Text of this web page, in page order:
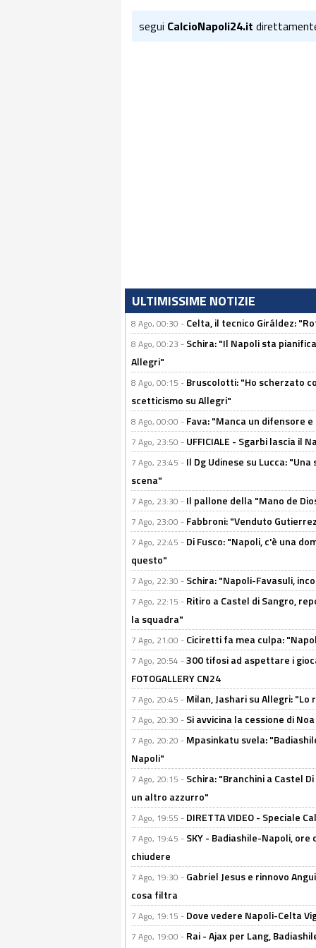
segui CalcioNapoli24.it
ULTIMISSIME NOTIZIE
8 Ago, 00:30 - Celta, il tecnico Giráldez:
8 Ago, 00:23 - Schira: "Il Napoli sta
Allegri"
8 Ago, 00:15 - Bruscolotti: "Ho scherzato
scetticismo su Allegri"
8 Ago, 00:00 - Fava: "Manca un difensore
7 Ago, 23:50 - UFFICIALE - Sgarbi lascia il
7 Ago, 23:45 - Il Dg Udinese su Lucca:
scena"
7 Ago, 23:30 - Il pallone della "Mano de
7 Ago, 23:00 - Fabbroni: "Venduto
7 Ago, 22:45 - Di Fusco: "Napoli, c'è una
questo"
7 Ago, 22:30 - Schira: "Napoli-Favasuli,
7 Ago, 22:15 - Ritiro a Castel di Sangro,
la squadra"
7 Ago, 21:00 - Ciciretti fa mea culpa:
7 Ago, 20:54 -300 tifosi ad aspettare i
FOTOGALLERY CN24
7 Ago, 20:45 - Milan, Jashari su Allegri:
7 Ago, 20:30 - Si avvicina la cessione di
7 Ago, 20:20 - Mpasinkatu svela:
Napoli"
7 Ago, 20:15 - Schira: "Branchini a Castel
un altro azzurro"
7 Ago, 19:55 - DIRETTA VIDEO - Speciale
7 Ago, 19:45 - SKY - Badiashile-Napoli,
chiudere
7 Ago, 19:30 - Gabriel Jesus e rinnovo
cosa filtra
7 Ago, 19:15 - Dove vedere Napoli-Celta
7 Ago, 19:00 - Rai - Ajax per Lang,